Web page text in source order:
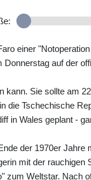
einer
Donnerstag auf der
kann. Sie sollte am
die Tschechische
in Wales geplant -
der 1970er Jahre
mit der rauchigen
zum Weltstar. Nach